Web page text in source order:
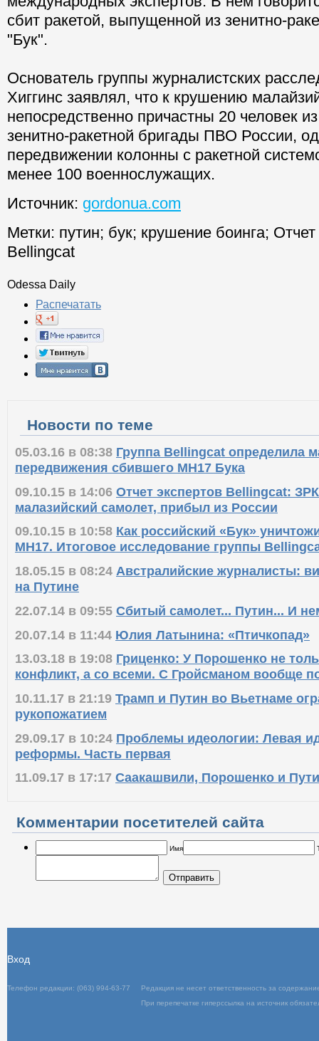
сбит ракетой, выпущенной из зенитно-
"Бук".
Основатель группы журналистских
Хиггинс заявлял, что к крушению
непосредственно причастны 20 человек
зенитно-ракетной бригады ПВО России,
передвижении колонны с ракетной
менее 100 военнослужащих.
Источник: gordonua.com
Метки: путин; бук; крушение боинга; Отчет
Bellingcat
Odessa Daily
Распечатать
Новости по теме
05.03.16 в 08:38 Группа Bellingcat определила
передвижения сбившего MH17 Бука
09.10.15 в 14:06 Отчет экспертов Bellingcat:
малазийский самолет, прибыл из России
09.10.15 в 10:58 Как российский «Бук»
MH17. Итоговое исследование группы
18.05.15 в 08:24 Австралийские журналисты:
на Путине
22.07.14 в 09:55 Сбитый самолет... Путин... И
20.07.14 в 11:44 Юлия Латынина: «Птичкопад»
13.03.18 в 19:08 Гриценко: У Порошенко не
конфликт, а со всеми. С Гройсманом вообще
10.11.17 в 21:19 Трамп и Путин во Вьетнаме
рукопожатием
29.09.17 в 10:24 Проблемы идеологии: Левая
реформы. Часть первая
11.09.17 в 17:17 Саакашвили, Порошенко и
Комментарии посетителей сайта
Имя
Отправить
Телефон редакции: (063) 994-63-77
При